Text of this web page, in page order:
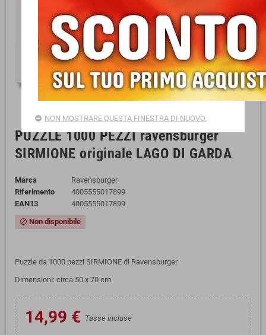
PUZZLE 1000 PEZZI ravensburger
SIRMIONE originale LAGO DI GARDA
Marca
Ravensburger
Riferimento
4005555017899
EAN13
4005555017899
block Non disponibile
Puzzle da 1000 pezzi SIRMIONE di Ravensburger.
Dimensioni: circa 50 x 70 cm.
14,99 € Tasse incluse
NON MOSTRARE QUESTA FINESTRA DI NUOVO.